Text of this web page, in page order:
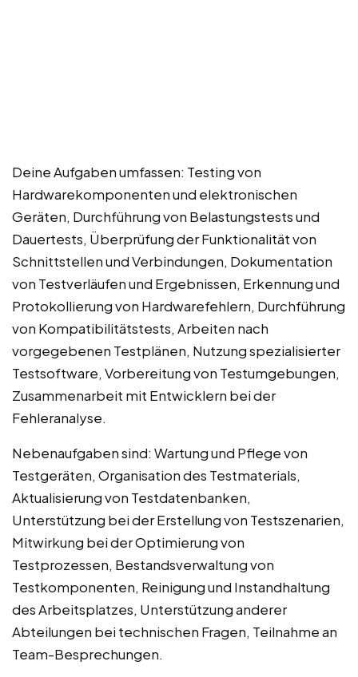
Deine Aufgaben umfassen: Testing von
Hardwarekomponenten und elektronischen
Geräten, Durchführung von Belastungstests und
Dauertests, Überprüfung der Funktionalität von
Schnittstellen und Verbindungen, Dokumentation
von Testverläufen und Ergebnissen, Erkennung und
Protokollierung von Hardwarefehlern, Durchführung
von Kompatibilitätstests, Arbeiten nach
vorgegebenen Testplänen, Nutzung spezialisierter
Testsoftware, Vorbereitung von Testumgebungen,
Zusammenarbeit mit Entwicklern bei der
Fehleranalyse.
Nebenaufgaben sind: Wartung und Pflege von
Testgeräten, Organisation des Testmaterials,
Aktualisierung von Testdatenbanken,
Unterstützung bei der Erstellung von Testszenarien,
Mitwirkung bei der Optimierung von
Testprozessen, Bestandsverwaltung von
Testkomponenten, Reinigung und Instandhaltung
des Arbeitsplatzes, Unterstützung anderer
Abteilungen bei technischen Fragen, Teilnahme an
Team-Besprechungen.